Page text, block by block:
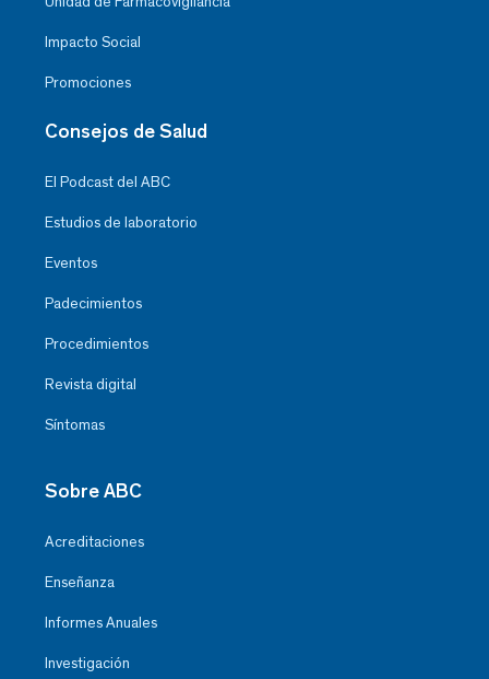
Impacto Social
Promociones
Consejos de Salud
El Podcast del ABC
Estudios de laboratorio
Eventos
Padecimientos
Procedimientos
Revista digital
Síntomas
Sobre ABC
Acreditaciones
Enseñanza
Informes Anuales
Investigación